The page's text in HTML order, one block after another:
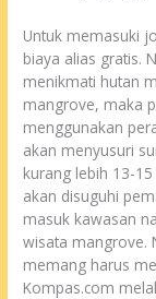
Untuk memasuki
biaya alias gratis.
menikmati hutan
mangrove, maka
menggunakan
akan menyusuri
kurang lebih 13-
akan disuguhi
masuk kawasan
wisata mangrove.
memang harus
Kompas.com